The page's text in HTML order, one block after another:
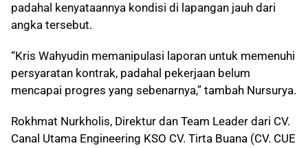
padahal kenyataannya kondisi di lapangan jauh dari
angka tersebut.
“Kris Wahyudin memanipulasi laporan untuk memenuhi
persyaratan kontrak, padahal pekerjaan belum
mencapai progres yang sebenarnya,” tambah Nursurya.
Rokhmat Nurkholis, Direktur dan Team Leader dari CV.
Canal Utama Engineering KSO CV. Tirta Buana (CV. CUE